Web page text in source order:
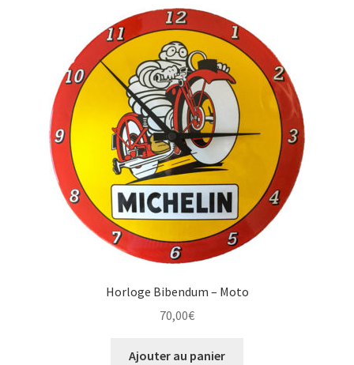
Horloge Bibendum – Moto
70,00€
Ajouter au panier